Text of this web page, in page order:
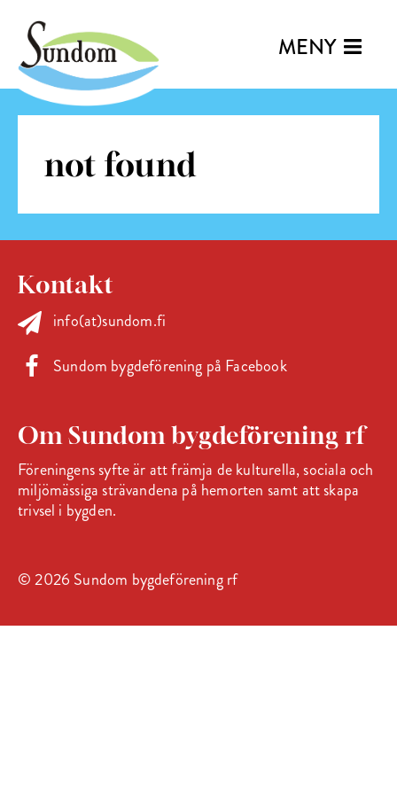
MENY
not found
Kontakt
info(at)sundom.fi
Sundom bygdeförening på Facebook
Om Sundom bygdeförening rf
Föreningens syfte är att främja de kulturella, sociala och
miljömässiga strävandena på hemorten samt att skapa
trivsel i bygden.
© 2026 Sundom bygdeförening rf